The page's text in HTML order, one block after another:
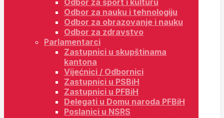
Odbor za sport i kulturu
Odbor za nauku i tehnologiju
Odbor za obrazovanje i nauku
Odbor za zdravstvo
Parlamentarci
Zastupnici u skupštinama
kantona
Vijećnici / Odbornici
Zastupnici u PSBiH
Zastupnici u PFBiH
Delegati u Domu naroda PFBiH
Poslanici u NSRS